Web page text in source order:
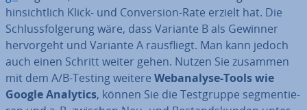
hin­sicht­lich Klick- und Con­ver­si­on-Rate erzielt hat. Die
Schluss­fol­ge­rung wäre, dass Variante B als Gewinner
her­vor­geht und Variante A raus­fliegt. Man kann jedoch
auch einen Schritt weiter gehen. Nutzen Sie zusammen
mit dem A/B-Testing weitere Web­ana­ly­se-Tools wie
Google Analytics, können Sie die Test­grup­pe seg­men­tie­